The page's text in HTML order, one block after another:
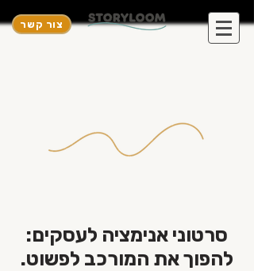
צור קשר
סרטוני אנימציה לעסקים:
להפוך את המורכב לפשוט.